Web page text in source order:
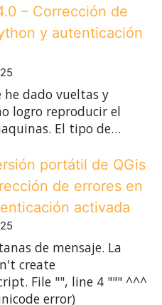
– Corrección de
y autenticación
he dado vueltas y
logro reproducir el
El tipo de…
portátil de QGis
de errores en
activada
de mensaje. La
create
File "", line 4 """ ^^^
error)